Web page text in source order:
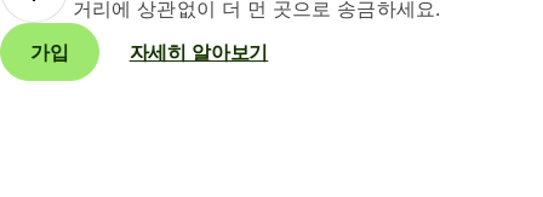
거리에 상관없이 더 먼 곳으로 송금하세요.
가입
자세히 알아보기